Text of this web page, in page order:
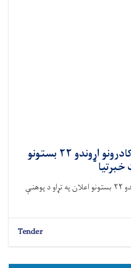
د ښوونيز نصاب د تخنیکي کادرونو اړوندو ۲۲ بستونو
خبرتیا
د ښوونيز نصاب د تخنیکي کادرونو اړوندو ۲۲ بستونو اعلان په تړاو د پوهنې
Tender